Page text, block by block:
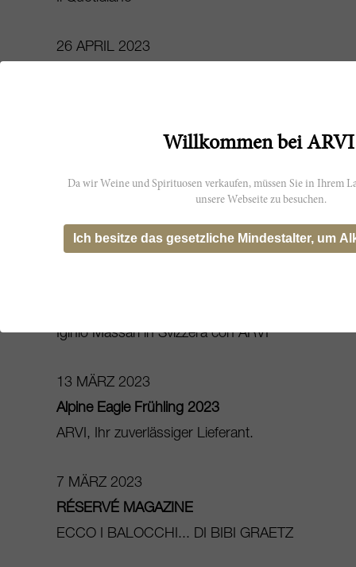
26 APRIL 2023
VV Wine
@ARTRUST
Iginio Massari in Svizzera con ARVI
13 MÄRZ 2023
Alpine Eagle Frühling 2023
ARVI, Ihr zuverlässiger Lieferant.
7 MÄRZ 2023
RÉSERVÉ MAGAZINE
ECCO I BALOCCHI... DI BIBI GRAETZ
Willkommen bei
Da wir Weine und Spirituosen verkaufen, müssen Sie in Ihrem
unsere Webseite zu besuchen.
Ich besitze das gesetzliche Mindestalter, um